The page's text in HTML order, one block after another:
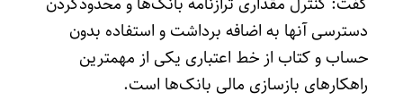
دسترسی آنها به اضافه برداشت و استفاده بدون
حساب و کتاب از خط اعتباری یکی از مهمترین
راهکارهای بازسازی مالی بانک‌ها است.